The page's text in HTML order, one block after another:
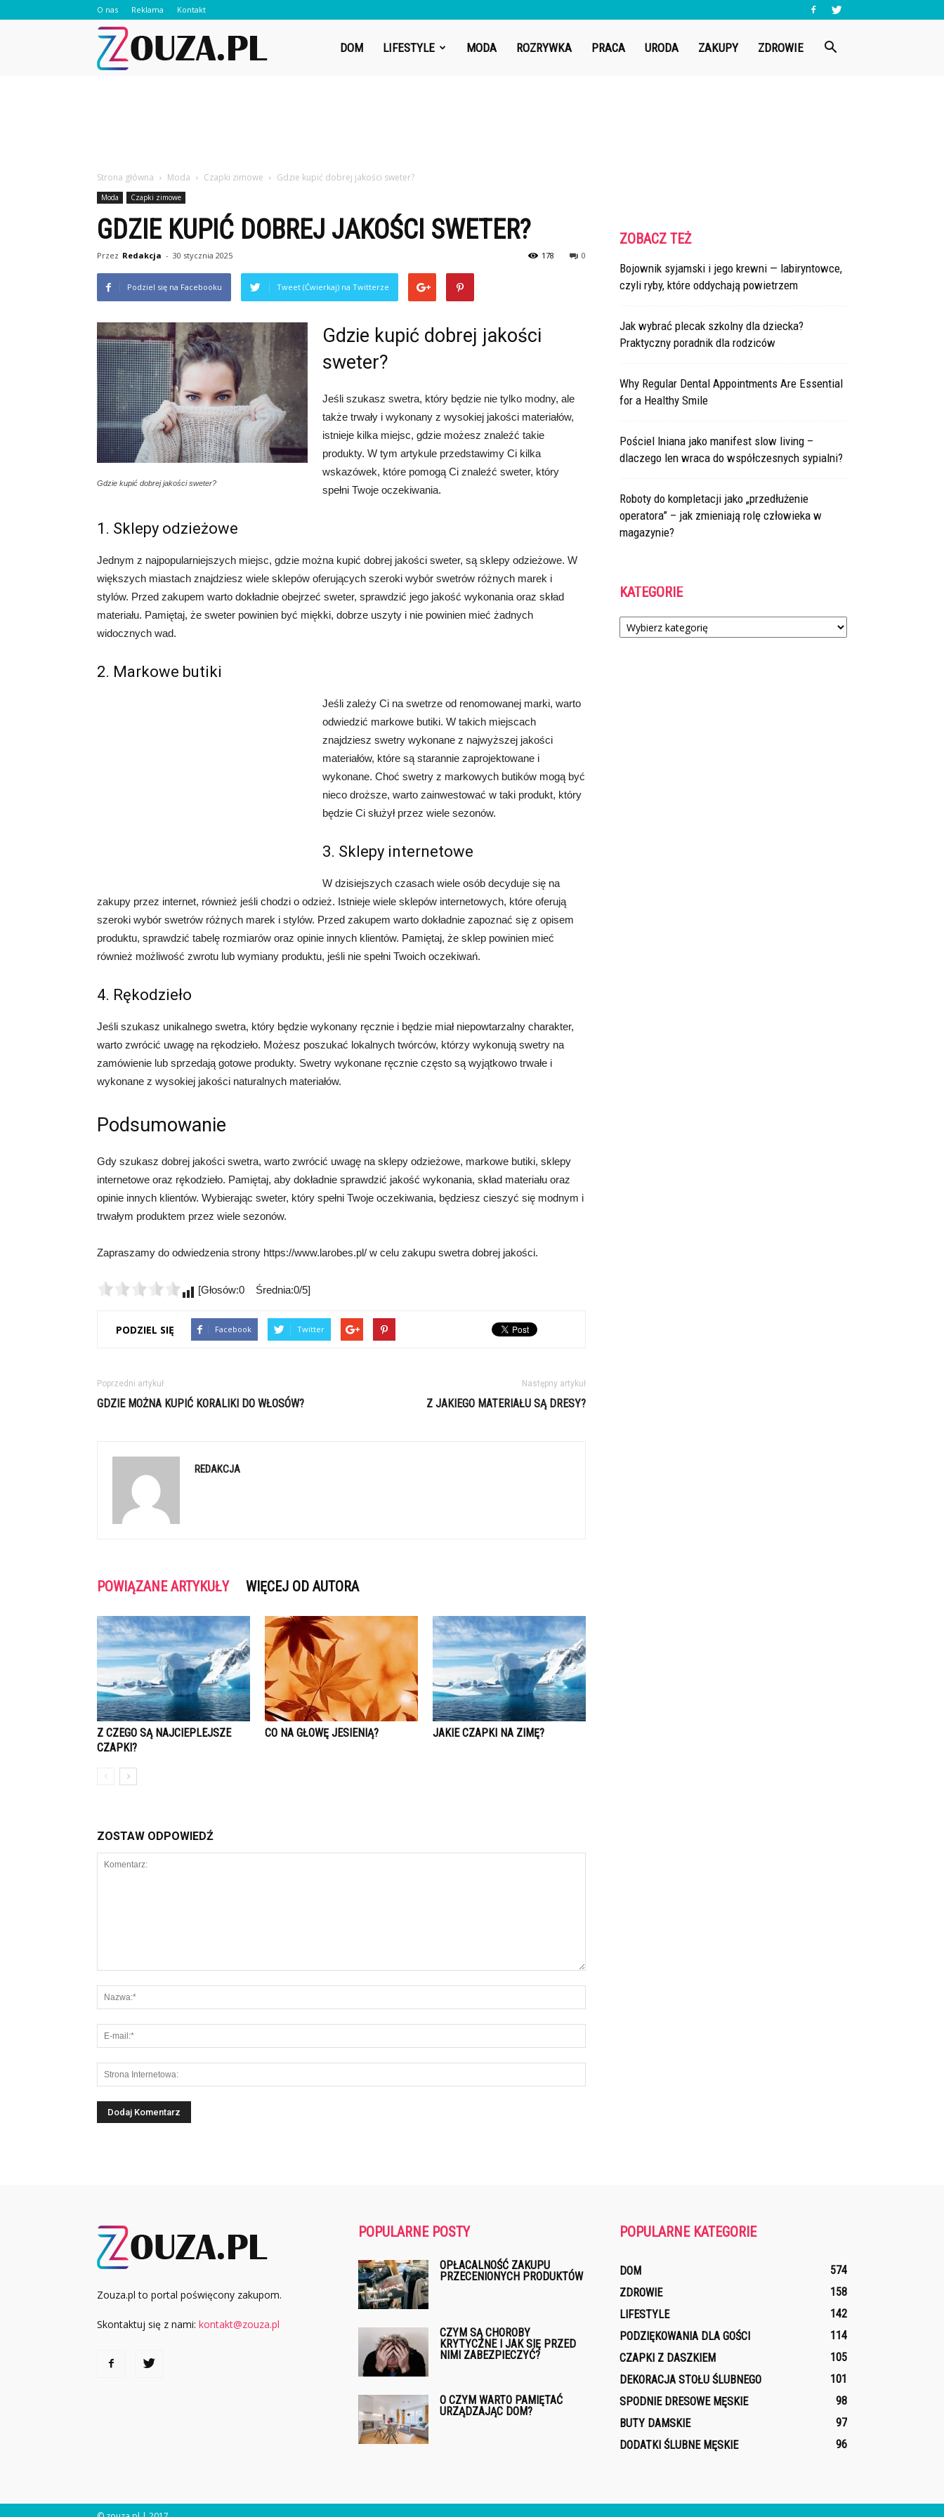
O nas Reklama Kontakt
DOM LIFESTYLE MODA ROZRYWKA PRACA URODA ZAKUPY ZDROWIE
Strona główna Moda Czapki zimowe Gdzie kupić dobrej jakości sweter?
Moda Czapki zimowe
GDZIE KUPIĆ DOBREJ JAKOŚCI SWETER?
Przez Redakcja - 30 stycznia 2025 0
178
Podziel się na Facebooku Tweet (Ćwierkaj) na Twitterze
Gdzie kupić dobrej jakości sweter?
Gdzie kupić dobrej jakości
sweter?
Jeśli szukasz swetra, który będzie nie tylko modny, ale
także trwały i wykonany z wysokiej jakości materiałów,
istnieje kilka miejsc, gdzie możesz znaleźć takie
produkty. W tym artykule przedstawimy Ci kilka
wskazówek, które pomogą Ci znaleźć sweter, który
spełni Twoje oczekiwania.
1. Sklepy odzieżowe
Jednym z najpopularniejszych miejsc, gdzie można kupić dobrej jakości sweter, są sklepy odzieżowe. W
większych miastach znajdziesz wiele sklepów oferujących szeroki wybór swetrów różnych marek i
stylów. Przed zakupem warto dokładnie obejrzeć sweter, sprawdzić jego jakość wykonania oraz skład
materiału. Pamiętaj, że sweter powinien być miękki, dobrze uszyty i nie powinien mieć żadnych
widocznych wad.
2. Markowe butiki
Jeśli zależy Ci na swetrze od renomowanej marki, warto
odwiedzić markowe butiki. W takich miejscach
znajdziesz swetry wykonane z najwyższej jakości
materiałów, które są starannie zaprojektowane i
wykonane. Choć swetry z markowych butików mogą być
nieco droższe, warto zainwestować w taki produkt, który
będzie Ci służył przez wiele sezonów.
3. Sklepy internetowe
W dzisiejszych czasach wiele osób decyduje się na
zakupy przez internet, również jeśli chodzi o odzież. Istnieje wiele sklepów internetowych, które oferują
szeroki wybór swetrów różnych marek i stylów. Przed zakupem warto dokładnie zapoznać się z opisem
produktu, sprawdzić tabelę rozmiarów oraz opinie innych klientów. Pamiętaj, że sklep powinien mieć
również możliwość zwrotu lub wymiany produktu, jeśli nie spełni Twoich oczekiwań.
4. Rękodzieło
Jeśli szukasz unikalnego swetra, który będzie wykonany ręcznie i będzie miał niepowtarzalny charakter,
warto zwrócić uwagę na rękodzieło. Możesz poszukać lokalnych twórców, którzy wykonują swetry na
zamówienie lub sprzedają gotowe produkty. Swetry wykonane ręcznie często są wyjątkowo trwałe i
wykonane z wysokiej jakości naturalnych materiałów.
Podsumowanie
Gdy szukasz dobrej jakości swetra, warto zwrócić uwagę na sklepy odzieżowe, markowe butiki, sklepy
internetowe oraz rękodzieło. Pamiętaj, aby dokładnie sprawdzić jakość wykonania, skład materiału oraz
opinie innych klientów. Wybierając sweter, który spełni Twoje oczekiwania, będziesz cieszyć się modnym i
trwałym produktem przez wiele sezonów.
Zapraszamy do odwiedzenia strony https://www.larobes.pl/ w celu zakupu swetra dobrej jakości.
[Głosów:0 Średnia:0/5]
PODZIEL SIĘ Facebook Twitter
Poprzedni artykuł
GDZIE MOŻNA KUPIĆ KORALIKI DO WŁOSÓW?
Następny artykuł
Z JAKIEGO MATERIAŁU SĄ DRESY?
REDAKCJA
POWIĄZANE ARTYKUŁY WIĘCEJ OD AUTORA
Z CZEGO SĄ NAJCIEPLEJSZE
CZAPKI?
CO NA GŁOWĘ JESIENIĄ? JAKIE CZAPKI NA ZIMĘ?
ZOSTAW ODPOWIEDŹ
ZOBACZ TEŻ
Bojownik syjamski i jego krewni — labiryntowce,
czyli ryby, które oddychają powietrzem
Jak wybrać plecak szkolny dla dziecka?
Praktyczny poradnik dla rodziców
Why Regular Dental Appointments Are Essential
for a Healthy Smile
Pościel lniana jako manifest slow living –
dlaczego len wraca do współczesnych sypialni?
Roboty do kompletacji jako „przedłużenie
operatora” – jak zmieniają rolę człowieka w
magazynie?
KATEGORIE
Kategorie
Zouza.pl to portal poświęcony zakupom.
Skontaktuj się z nami: kontakt@zouza.pl
POPULARNE POSTY
OPŁACALNOŚĆ ZAKUPU
PRZECENIONYCH PRODUKTÓW
CZYM SĄ CHOROBY
KRYTYCZNE I JAK SIĘ PRZED
NIMI ZABEZPIECZYĆ?
O CZYM WARTO PAMIĘTAĆ
URZĄDZAJĄC DOM?
POPULARNE KATEGORIE
DOM
574
ZDROWIE
158
LIFESTYLE
142
PODZIĘKOWANIA DLA GOŚCI
114
CZAPKI Z DASZKIEM
105
DEKORACJA STOŁU ŚLUBNEGO
101
SPODNIE DRESOWE MĘSKIE
98
BUTY DAMSKIE
97
DODATKI ŚLUBNE MĘSKIE
96